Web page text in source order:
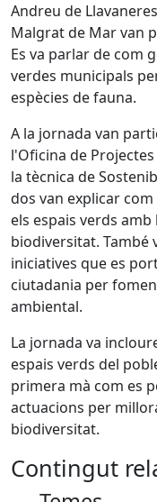
Andreu de
Malgrat de Mar van
Es va parlar de com
verdes municipals
espècies de fauna.
A la jornada van
l'Oficina de
la tècnica de
dos van explicar
els espais verds
biodiversitat. També
iniciatives que es
ciutadania per
ambiental.
La jornada va
espais verds del
primera mà com es
actuacions per
biodiversitat.
Contingut